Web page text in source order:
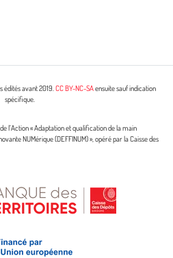
édités avant 2019.CC BY-NC-SAensuite sauf indication
spécifique.
l’Action « Adaptation et qualification de la main
NUMérique (DEFFINUM) », opéré par la Caisse des